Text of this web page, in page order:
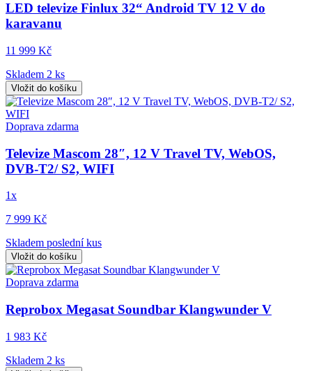
LED televize Finlux 32“ Android TV 12 V do
karavanu
11 999 Kč
Skladem 2 ks
Vložit do košíku
Doprava zdarma
Televize Mascom 28″, 12 V Travel TV, WebOS,
DVB-T2/ S2, WIFI
1x
7 999 Kč
Skladem poslední kus
Vložit do košíku
Doprava zdarma
Reprobox Megasat Soundbar Klangwunder V
1 983 Kč
Skladem 2 ks